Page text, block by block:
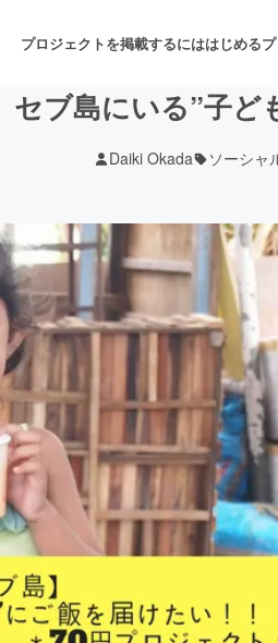
プロジェクトを掲載するにははじめる
ム・サービス開発
・雑誌出版
レンジ
CAMPFIRE for Social Good
CAMPFIREふるさと納税 machi-ya
セブ島にいる”子
Daiki Okada ソーシャ